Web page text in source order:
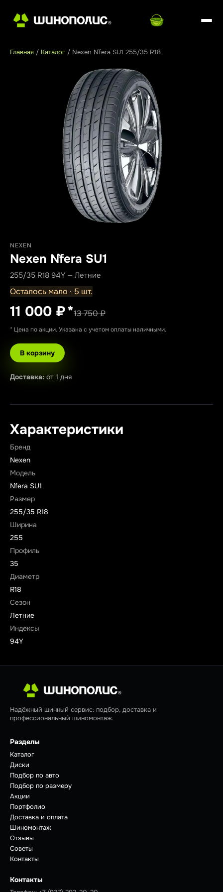
Главная / Каталог / Nexen N`fera SU1 255/35 R18
NEXEN
Nexen N`fera SU1
255/35 R18 94Y — Летние
Осталось мало · 5 шт.
11 000 ₽*13 750 ₽
* Цена по акции. Указана с учетом оплаты наличными.
В корзину
Доставка: от 1 дня
Характеристики
Бренд
Nexen
Модель
N`fera SU1
Размер
255/35 R18
Ширина
255
Профиль
35
Диаметр
R18
Сезон
Летние
Индексы
94Y
Надёжный шинный сервис: подбор, доставка и
профессиональный шиномонтаж.
Разделы
Каталог
Диски
Подбор по авто
Подбор по размеру
Акции
Портфолио
Доставка и оплата
Шиномонтаж
Отзывы
Советы
Контакты
Контакты